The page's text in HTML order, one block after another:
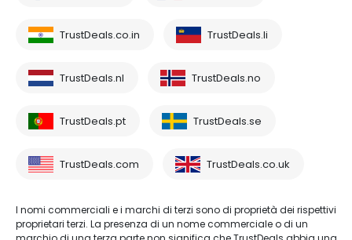
TrustDeals.co.in TrustDeals.li
TrustDeals.nl TrustDeals.no
TrustDeals.pt TrustDeals.se
TrustDeals.com TrustDeals.co.uk
I nomi commerciali e i marchi di terzi sono di proprietà dei rispettivi
proprietari terzi. La presenza di un nome commerciale o di un